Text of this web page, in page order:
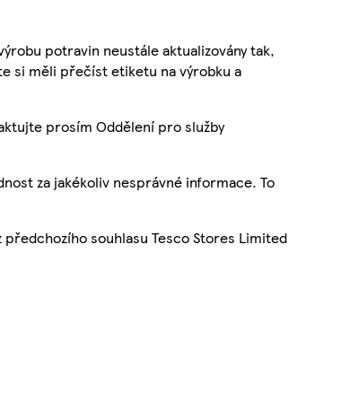
potravin neustále aktualizovány tak,
si měli přečíst etiketu na výrobku a
prosím Oddělení pro služby
za jakékoliv nesprávné informace. To
souhlasu Tesco Stores Limited